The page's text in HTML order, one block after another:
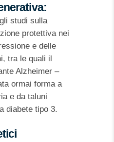
studi sulla
protettiva nei
e delle
tra le quali il
Alzheimer –
ormai forma a
e da taluni
diabete tipo 3.